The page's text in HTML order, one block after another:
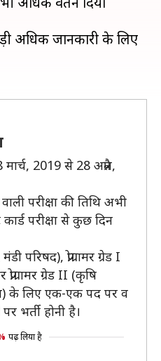
अधिक जानकारी के लिए
2019 से 28 अप्रैल,
परीक्षा की तिथि अभी
परीक्षा से कुछ दिन
परिषद), प्रोग्रामर ग्रेड I
ग्रेड II (कृषि
के लिए एक-एक पद पर व
भर्ती होनी है।
पढ़ लिया है